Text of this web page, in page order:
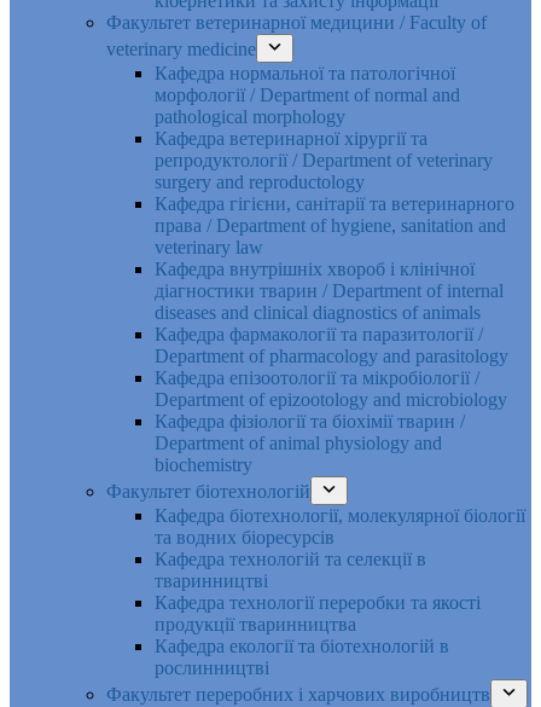
Факультет ветеринарної медицини / Faculty of
veterinary medicine
Кафедра нормальної та патологічної
морфології / Department of normal and
pathological morphology
Кафедра ветеринарної хірургії та
репродуктології / Department of veterinary
surgery and reproductology
Кафедра гігієни, санітарії та ветеринарного
права / Department of hygiene, sanitation and
veterinary law
Кафедра внутрішніх хвороб і клінічної
діагностики тварин / Department of internal
diseases and clinical diagnostics of animals
Кафедра фармакології та паразитології /
Department of pharmacology and parasitology
Кафедра епізоотології та мікробіології /
Department of epizootology and microbiology
Кафедра фізіології та біохімії тварин /
Department of animal physiology and
biochemistry
Факультет біотехнологій
Кафедра біотехнології, молекулярної біології
та водних біоресурсів
Кафедра технологій та селекції в
тваринництві
Кафедра технології переробки та якості
продукції тваринництва
Кафедра екології та біотехнологій в
рослинництві
Факультет переробних і харчових виробництв